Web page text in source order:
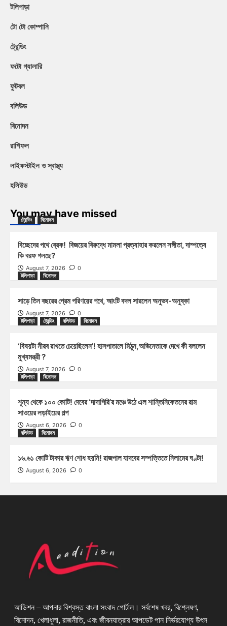
টলিপাড়া
টো টো কোম্পানি
ট্রেন্ডিং
ফটো গ্যালারি
ফুটবল
বলিউড
বিনোদন
রাশিফল
লাইফস্টাইল ও স্বাস্থ্য
হলিউড
You may have missed
ট্রেন্ডিং বিনোদন
বিচ্ছেদের পথে ব্রেক! বিজয়ের বিরুদ্ধে মামলা প্রত্যাহার করলেন সঙ্গীতা, দাম্পত্যে
কি বরফ গলছে?
August 7, 2026
0
টলিপাড়া
বিনোদন
সাড়ে তিন বছরের প্রেম পরিণয়ের পথে, আংটি বদল সারলেন অনুভব-অনুষ্কা
August 7, 2026
0
টলিপাড়া
ট্রেন্ডিং বলিউড বিনোদন
‘বিষয়টা নীরব রাখতে চেয়েছিলেন’! হাসপাতালে মিঠুন,অভিনেতাকে দেখে কী বললেন
মুখ্যমন্ত্রী ?
August 7, 2026
0
টলিপাড়া
বিনোদন
শূন্য থেকে ১০০ কোটি! দেবের ‘দাদাগিরি’র মঞ্চে উঠে এল শান্তিনিকেতনের রাম
সাওয়ের লড়াইয়ের গল্প
August 6, 2026
0
বলিউড
বিনোদন
১৬.৬১ কোটি টাকার ঋণ শোধ হয়নি! রাজপাল যাদবের সম্পত্তিতে নিলামের ঘণ্টা!
August 6, 2026 0
আডিশন – আপনার বিশ্বস্ত বাংলা সংবাদ পোর্টাল। সর্বশেষ খবর, বিশ্লেষণ,
বিনোদন, খেলাধুলা, রাজনীতি, এবং জীবনযাত্রার আপডেট পান নির্ভরযোগ্য উৎস